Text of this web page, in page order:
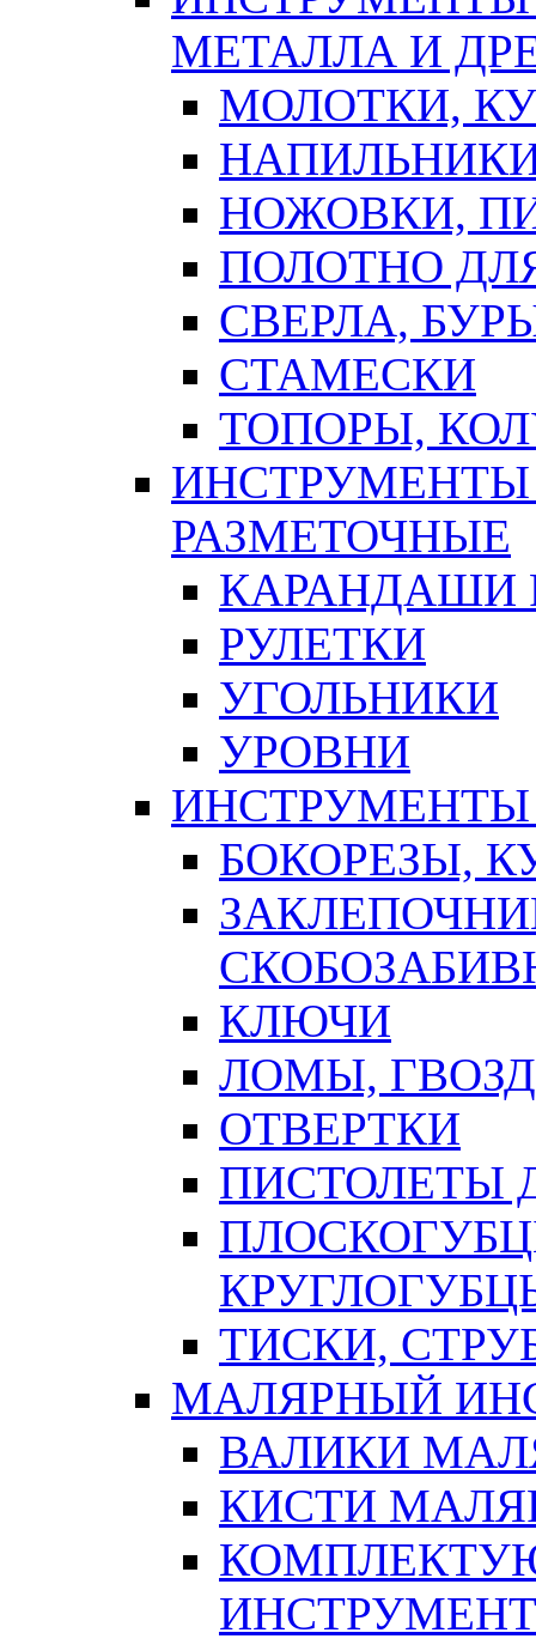
МЕТАЛЛА И
МОЛОТКИ,
НОЖОВКИ,
ПОЛОТНО
СВЕРЛА,
СТАМЕСКИ
ТОПОРЫ,
ИНСТРУМЕНТЫ
РАЗМЕТОЧНЫЕ
КАРАНДАШИ
РУЛЕТКИ
УГОЛЬНИКИ
УРОВНИ
БОКОРЕЗЫ,
КЛЮЧИ
ЛОМЫ,
ОТВЕРТКИ
ПИСТОЛЕТЫ
ТИСКИ,
МАЛЯРНЫЙ
ВАЛИКИ
КИСТИ